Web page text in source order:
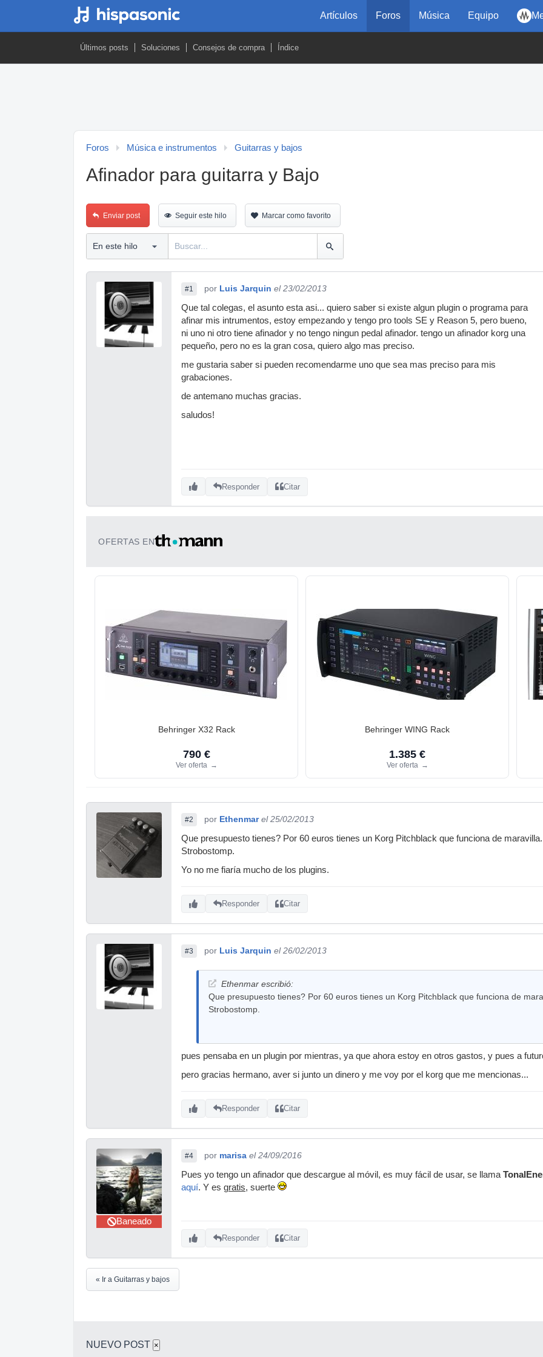
Artículos Foros Música Equipo
Últimos posts Soluciones Consejos de compra Índice
Foros Música e instrumentos Guitarras y bajos
Afinador para guitarra y Bajo
Enviar post Seguir este hilo Marcar como favorito
#1 por Luis Jarquin el 23/02/2013
Que tal colegas, el asunto esta asi... quiero saber si existe algun plugin o programa para
afinar mis intrumentos, estoy empezando y tengo pro tools SE y Reason 5, pero bueno,
ni uno ni otro tiene afinador y no tengo ningun pedal afinador. tengo un afinador korg una
pequeño, pero no es la gran cosa, quiero algo mas preciso.
me gustaria saber si pueden recomendarme uno que sea mas preciso para mis
grabaciones.
de antemano muchas gracias.
saludos!
Responder Citar
OFERTAS EN
Behringer X32 Rack
790 €
Ver oferta →
Behringer WING Rack
1.385 €
Ver oferta →
#2 por Ethenmar el 25/02/2013
Que presupuesto tienes? Por 60 euros tienes un Korg Pitchblack que funciona de
Strobostomp.
Yo no me fiaría mucho de los plugins.
Responder Citar
#3 por Luis Jarquin el 26/02/2013
Ethenmar escribió:
Que presupuesto tienes? Por 60 euros tienes un Korg Pitchblack que funciona de
Strobostomp.
pues pensaba en un plugin por mientras, ya que ahora estoy en otros gastos, y pues a
pero gracias hermano, aver si junto un dinero y me voy por el korg que me mencionas...
Responder Citar
Baneado
#4 por marisa el 24/09/2016
Pues yo tengo un afinador que descargue al móvil, es muy fácil de usar, se llama
aquí. Y es gratis, suerte
Responder Citar
« Ir a Guitarras y bajos
NUEVO POST ×